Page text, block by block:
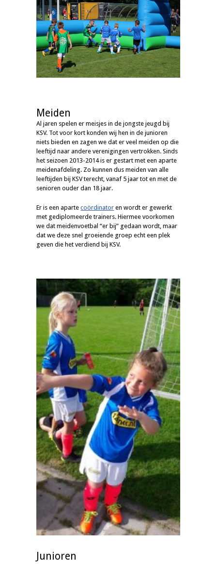
Meiden
Al jaren spelen er meisjes in de jongste jeugd bij
KSV. Tot voor kort konden wij hen in de junioren
niets bieden en zagen we dat er veel meiden op die
leeftijd naar andere verenigingen vertrokken. Sinds
het seizoen 2013-2014 is er gestart met een aparte
meidenafdeling. Zo kunnen dus meiden van alle
leeftijden bij KSV terecht, vanaf 5 jaar tot en met de
senioren ouder dan 18 jaar.
Er is een apartecoördinator en wordt er gewerkt
met gediplomeerde trainers. Hiermee voorkomen
we dat meidenvoetbal “er bij” gedaan wordt, maar
dat we deze snel groeiende groep echt een plek
geven die het verdiend bij KSV.
Junioren